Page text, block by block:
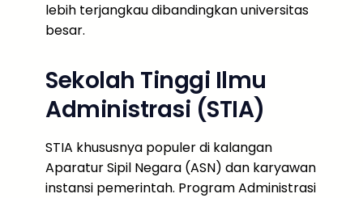
lebih terjangkau dibandingkan universitas
besar.
Sekolah Tinggi Ilmu
Administrasi (STIA)
STIA khususnya populer di kalangan
Aparatur Sipil Negara (ASN) dan karyawan
instansi pemerintah. Program Administrasi